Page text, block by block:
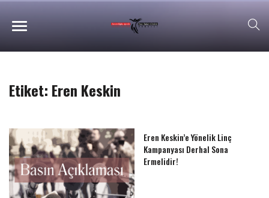
Etiket: Eren Keskin
Eren Keskin’e Yönelik Linç
Kampanyası Derhal Sona
Ermelidir!